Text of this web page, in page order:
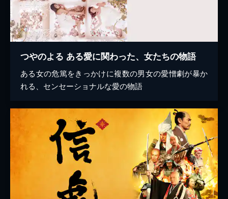
つやのよる ある愛に関わった、女たちの物語
ある女の危篤をきっかけに複数の男女の愛憎劇が暴か
れる、センセーショナルな愛の物語